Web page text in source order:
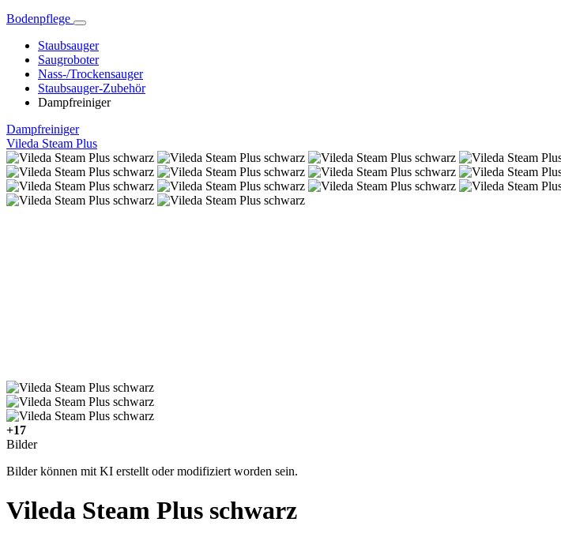
Bodenpflege
Staubsauger
Saugroboter
Nass-/Trockensauger
Staubsauger-Zubehör
Dampfreiniger
Dampfreiniger
Vileda Steam Plus
+17
Bilder
Bilder können mit KI erstellt oder modifiziert worden sein.
Vileda Steam Plus schwarz